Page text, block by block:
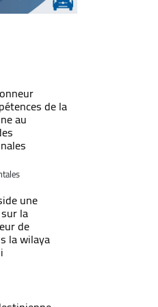
de la
au
une
la
de
la wilaya